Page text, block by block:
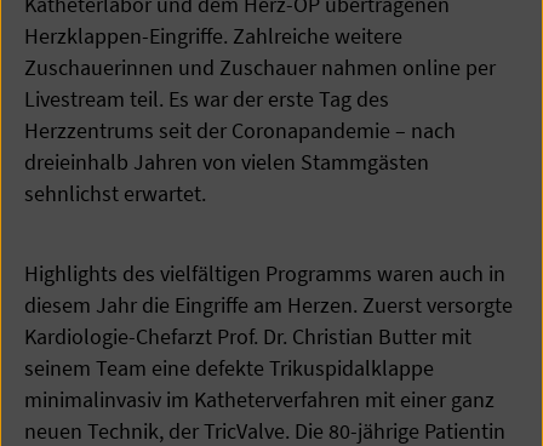
Herzklappen-Eingriffe. Zahlreiche weitere
Zuschauerinnen und Zuschauer nahmen online per
Livestream teil. Es war der erste Tag des
Herzzentrums seit der Coronapandemie – nach
dreieinhalb Jahren von vielen Stammgästen
sehnlichst erwartet.
Highlights des vielfältigen Programms waren auch in
diesem Jahr die Eingriffe am Herzen. Zuerst versorgte
Kardiologie-Chefarzt Prof. Dr. Christian Butter mit
seinem Team eine defekte Trikuspidalklappe
minimalinvasiv im Katheterverfahren mit einer ganz
neuen Technik, der TricValve. Die 80-jährige Patientin